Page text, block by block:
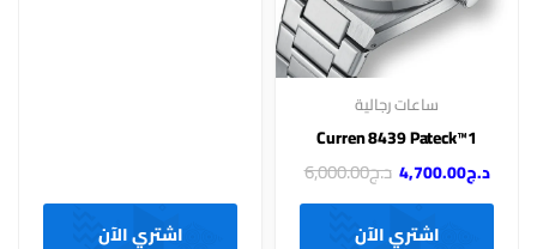
ساعات رجالية
Curren 8439 Pateck™1
د.ج4,700.00 د.ج6,000.00
اشتري الآن اشتري الآن